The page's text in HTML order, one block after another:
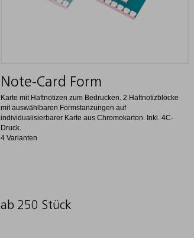
Note-Card Form
Karte mit Haftnotizen zum Bedrucken. 2 Haftnotizblöcke
mit auswählbaren Formstanzungen auf
individualisierbarer Karte aus Chromokarton. Inkl. 4C-
Druck.
4 Varianten
ab 250 Stück